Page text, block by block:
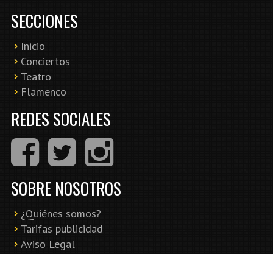
SECCIONES
Inicio
Conciertos
Teatro
Flamenco
REDES SOCIALES
SOBRE NOSOTROS
¿Quiénes somos?
Tarifas publicidad
Aviso Legal